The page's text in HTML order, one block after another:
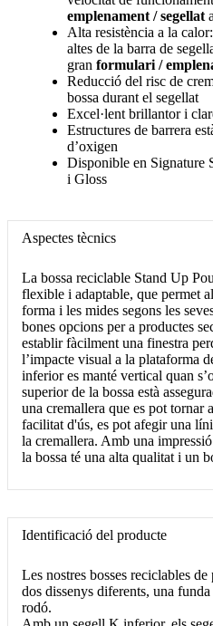
emplenament / segellat
Alta resistència a la
altes de la barra de
gran formulari /
Reducció del risc de
bossa durant el segellat
Excel·lent brillantor i
Estructures de barrera
d’oxigen
Disponible en Signature
i Gloss
Aspectes tècnics
La bossa reciclable Stand Up
flexible i adaptable, que permet
forma i les mides segons les
bones opcions per a productes
establir fàcilment una finestra
l’impacte visual a la plataforma
inferior es manté vertical quan
superior de la bossa està
una cremallera que es pot tornar
facilitat d'ús, es pot afegir una
la cremallera. Amb una
la bossa té una alta qualitat i un
Identificació del producte
Les nostres bosses reciclables
dos dissenys diferents, una
rodó.